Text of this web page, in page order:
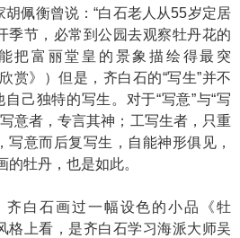
佩衡曾说：“白石老人从55岁定居
季节，必常到公园去观察牡丹花的
把富丽堂皇的景象描绘得最突
赏》）但是，齐白石的“写生”并不
己独特的写生。对于“写意”与“写
意者，专言其神；工写生者，只重
写意而后复写生，自能神形俱见，
的牡丹，也是如此。
白石画过一幅设色的小品《牡
格上看，是齐白石学习海派大师吴